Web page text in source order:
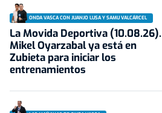
ONDA VASCA CON JUANJO LUSA Y SAMU VALCÁRCEL
La Movida Deportiva (10.08.26).
Mikel Oyarzabal ya está en
Zubieta para iniciar los
entrenamientos